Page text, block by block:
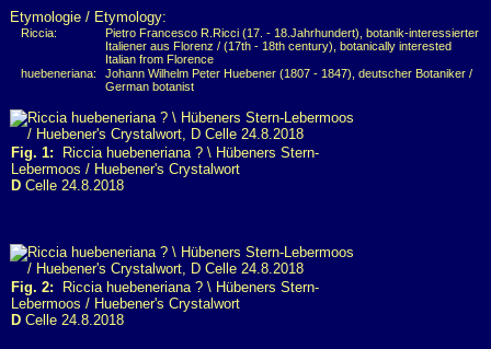
Etymologie / Etymology:
Riccia:
Pietro Francesco R.Ricci (17. - 18.Jahrhundert), botanik-interessierter
Italiener aus Florenz / (17th - 18th century), botanically interested
Italian from Florence
huebeneriana:
Johann Wilhelm Peter Huebener (1807 - 1847), deutscher Botaniker /
German botanist
Fig. 1: Riccia huebeneriana ? \ Hübeners Stern-
Lebermoos / Huebener's Crystalwort
D Celle 24.8.2018
Fig. 2: Riccia huebeneriana ? \ Hübeners Stern-
Lebermoos / Huebener's Crystalwort
D Celle 24.8.2018